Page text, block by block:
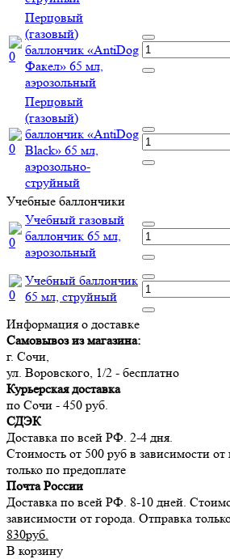
Перцовый
(газовый)
баллончик «AntiDog
Факел» 65 мл,
аэрозольный
Перцовый
(газовый)
баллончик «AntiDog
Black» 65 мл,
аэрозольно-
струйный
Учебные баллончики
Учебный газовый
баллончик 65 мл,
аэрозольный
Учебный баллончик
65 мл, струйный
Информация о доставке
Самовывоз из магазина:
г. Сочи,
ул. Воровского, 1/2 - бесплатно
Курьерская доставка
по Сочи - 450 руб.
СДЭК
Доставка по всей РФ. 2-4 дня.
Стоимость от 500 руб в зависимости
только по предоплате
Почта России
Доставка по всей РФ. 8-10 дней.
зависимости от города. Отправка
830руб.
В корзину